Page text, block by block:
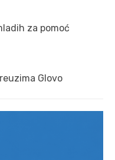
za pomoć
Glovo